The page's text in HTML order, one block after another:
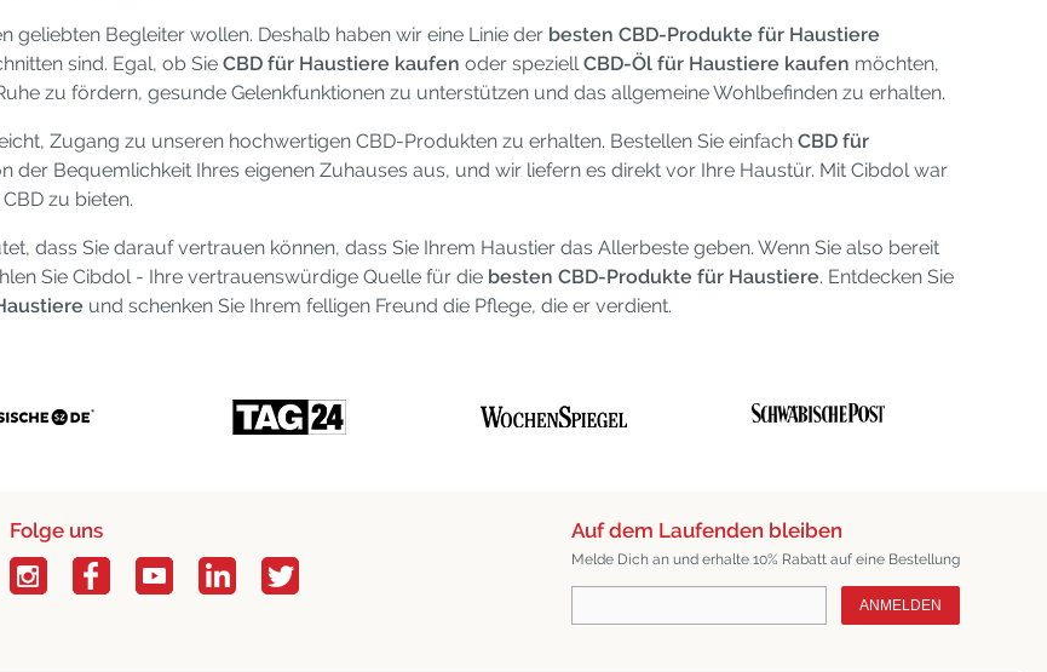
geliebten Begleiter wollen. Deshalb haben wir eine Linie der besten CBD-Produkte für Haustiere
sind. Egal, ob Sie CBD für Haustiere kaufen oder speziellCBD-Öl für Haustiere kaufen möchten,
zu fördern, gesunde Gelenkfunktionen zu unterstützen und das allgemeine Wohlbefinden zu erhalten.
Zugang zu unseren hochwertigen CBD-Produkten zu erhalten. Bestellen Sie einfach CBD für
der Bequemlichkeit Ihres eigenen Zuhauses aus, und wir liefern es direkt vor Ihre Haustür. Mit Cibdol war
zu bieten.
dass Sie darauf vertrauen können, dass Sie Ihrem Haustier das Allerbeste geben. Wenn Sie also bereit
Sie Cibdol - Ihre vertrauenswürdige Quelle für die besten CBD-Produkte für Haustiere. Entdecken Sie
und schenken Sie Ihrem felligen Freund die Pflege, die er verdient.
Folge uns Auf dem Laufenden bleiben
Melde Dich an und erhalte 10% Rabatt auf eine Bestellung
ANMELDEN